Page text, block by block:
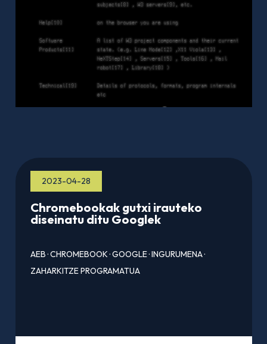
2023-04-28
Chromebookak gutxi irauteko
diseinatu ditu Googlek
AEB·CHROMEBOOK·GOOGLE·INGURUMENA·
ZAHARKITZE PROGRAMATUA